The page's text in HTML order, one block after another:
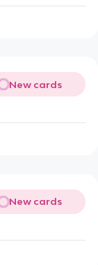
New cards
New cards